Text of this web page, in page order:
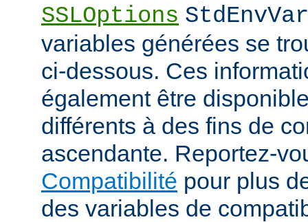
SSLOptions
variables générées se
ci-dessous. Ces
également être
différents à des fins de
ascendante. Reportez-
Compatibilité pour plus
des variables de